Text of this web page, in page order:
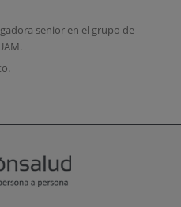
senior en el grupo de